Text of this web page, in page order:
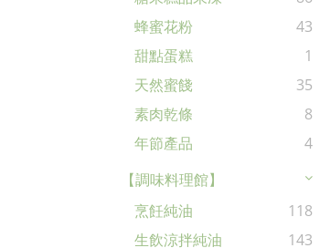
蜂蜜花粉
43
甜點蛋糕
1
天然蜜餞
35
素肉乾條
8
年節產品
4
【調味料理館】
烹飪純油
118
生飲涼拌純油
143